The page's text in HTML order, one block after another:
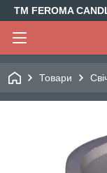
TM FEROMA
Товари